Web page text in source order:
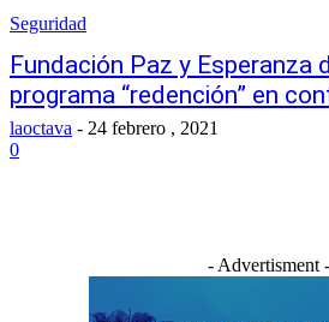
Seguridad
Fundación Paz y Esperanza
programa “redención” en
laoctava - 24 febrero , 2021
0
- Advertisment -